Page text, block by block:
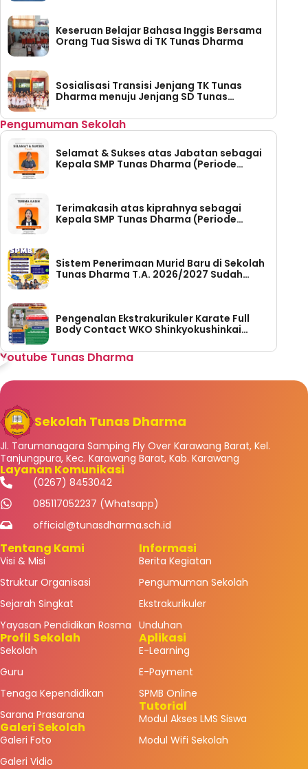
Keseruan Belajar Bahasa Inggis Bersama
Orang Tua Siswa di TK Tunas Dharma
Sosialisasi Transisi Jenjang TK Tunas
Dharma menuju Jenjang SD Tunas
Pengumuman Sekolah
Selamat & Sukses atas Jabatan sebagai
Kepala SMP Tunas Dharma (Periode
Terimakasih atas kiprahnya sebagai
Kepala SMP Tunas Dharma (Periode
Sistem Penerimaan Murid Baru di Sekolah
Tunas Dharma T.A. 2026/2027 Sudah
Pengenalan Ekstrakurikuler Karate Full
Body Contact WKO Shinkyokushinkai
Youtube Tunas Dharma
Sekolah Tunas Dharma
Jl. Tarumanagara Samping Fly Over Karawang Barat, Kel.
Tanjungpura, Kec. Karawang Barat, Kab. Karawang
Layanan Komunikasi
(0267) 8453042
085117052237 (Whatsapp)
official@tunasdharma.sch.id
Tentang Kami
Visi & Misi
Struktur Organisasi
Sejarah Singkat
Yayasan Pendidikan Rosma
Profil Sekolah
Sekolah
Guru
Tenaga Kependidikan
Sarana Prasarana
Galeri Sekolah
Galeri Foto
Galeri Vidio
Informasi
Berita Kegiatan
Pengumuman Sekolah
Ekstrakurikuler
Unduhan
Aplikasi
E-Learning
E-Payment
SPMB Online
Tutorial
Modul Akses LMS Siswa
Modul Wifi Sekolah